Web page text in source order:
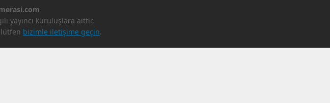
yayıncı kuruluşlara aittir.
bizimle iletişime geçin.